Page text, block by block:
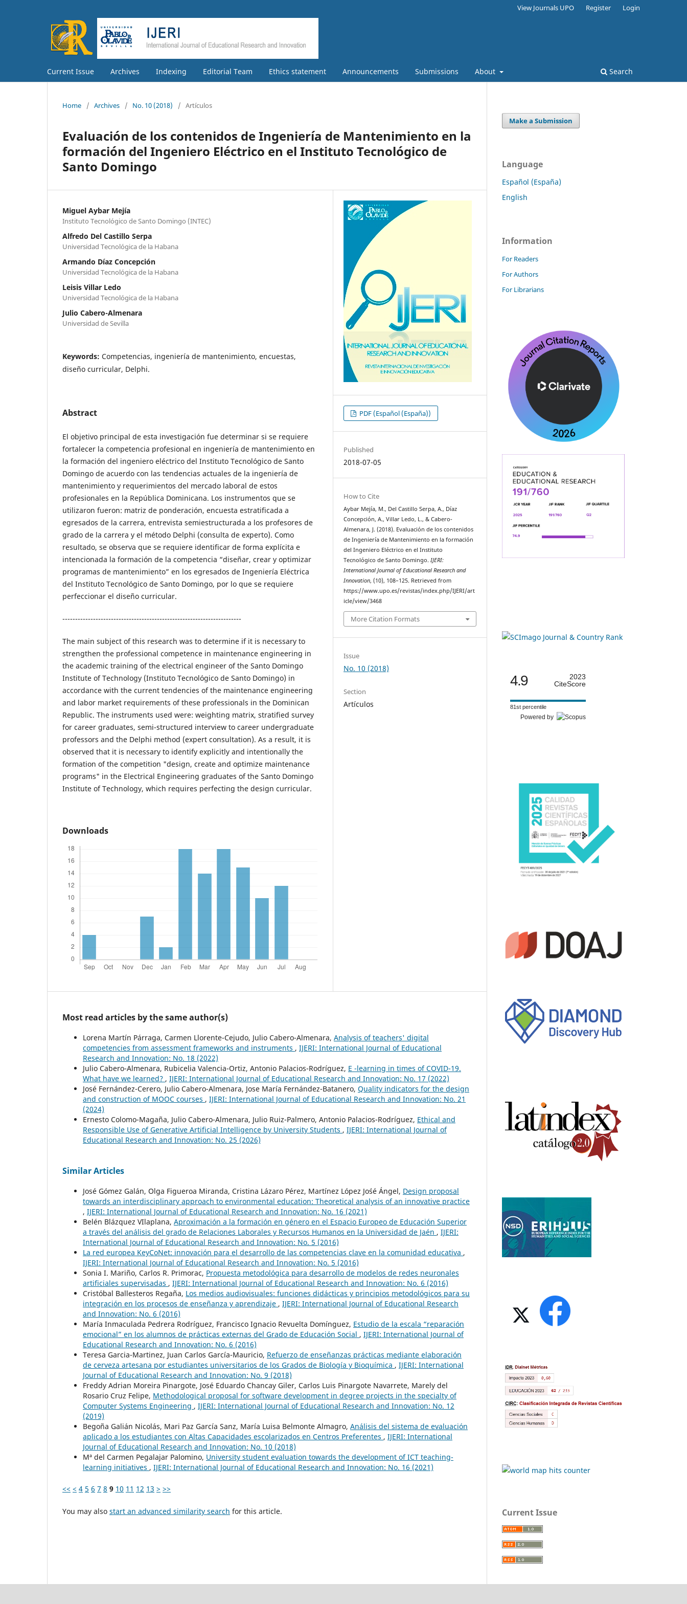
Current Issue Archives Indexing Editorial Team Ethics statement Announcements Submissions About Search
View Journals UPO Register Login
Home / Archives / No. 10 (2018) / Artículos
Evaluación de los contenidos de Ingeniería de Mantenimiento en la
formación del Ingeniero Eléctrico en el Instituto Tecnológico de
Santo Domingo
Miguel Aybar Mejía
Instituto Tecnológico de Santo Domingo (INTEC)
Alfredo Del Castillo Serpa
Universidad Tecnológica de la Habana
Armando Díaz Concepción
Universidad Tecnológica de la Habana
Leisis Villar Ledo
Universidad Tecnológica de la Habana
Julio Cabero-Almenara
Universidad de Sevilla
Keywords: Competencias, ingeniería de mantenimiento, encuestas,
diseño curricular, Delphi.
Abstract
El objetivo principal de esta investigación fue determinar si se requiere
fortalecer la competencia profesional en ingeniería de mantenimiento en
la formación del ingeniero eléctrico del Instituto Tecnológico de Santo
Domingo de acuerdo con las tendencias actuales de la ingeniería de
mantenimiento y requerimientos del mercado laboral de estos
profesionales en la República Dominicana. Los instrumentos que se
utilizaron fueron: matriz de ponderación, encuesta estratificada a
egresados de la carrera, entrevista semiestructurada a los profesores de
grado de la carrera y el método Delphi (consulta de experto). Como
resultado, se observa que se requiere identificar de forma explícita e
intencionada la formación de la competencia “diseñar, crear y optimizar
programas de mantenimiento” en los egresados de Ingeniería Eléctrica
del Instituto Tecnológico de Santo Domingo, por lo que se requiere
perfeccionar el diseño curricular.
----------------------------------------------------------------------
The main subject of this research was to determine if it is necessary to
strengthen the professional competence in maintenance engineering in
the academic training of the electrical engineer of the Santo Domingo
Institute of Technology (Instituto Tecnológico de Santo Domingo) in
accordance with the current tendencies of the maintenance engineering
and labor market requirements of these professionals in the Dominican
Republic. The instruments used were: weighting matrix, stratified survey
for career graduates, semi-structured interview to career undergraduate
professors and the Delphi method (expert consultation). As a result, it is
observed that it is necessary to identify explicitly and intentionally the
formation of the competition "design, create and optimize maintenance
programs" in the Electrical Engineering graduates of the Santo Domingo
Institute of Technology, which requires perfecting the design curricular.
Downloads
PDF (Español (España))
Published
2018-07-05
How to Cite
Aybar Mejía, M., Del Castillo Serpa, A., Díaz
Concepción, A., Villar Ledo, L., & Cabero-
Almenara, J. (2018). Evaluación de los contenidos
de Ingeniería de Mantenimiento en la formación
del Ingeniero Eléctrico en el Instituto
Tecnológico de Santo Domingo.IJERI:
International Journal of Educational Research and
Innovation, (10), 108–125. Retrieved from
https://www.upo.es/revistas/index.php/IJERI/art
icle/view/3468
More Citation Formats
Issue
No. 10 (2018)
Section
Artículos
Most read articles by the same author(s)
Lorena Martín Párraga, Carmen Llorente-Cejudo, Julio Cabero-Almenara, Analysis of teachers' digital
competencies from assessment frameworks and instruments , IJERI: International Journal of Educational
Research and Innovation: No. 18 (2022)
Julio Cabero-Almenara, Rubicelia Valencia-Ortiz, Antonio Palacios-Rodríguez, E -learning in times of COVID-19.
What have we learned? , IJERI: International Journal of Educational Research and Innovation: No. 17 (2022)
José Fernández-Cerero, Julio Cabero-Almenara, Jose María Fernández-Batanero, Quality indicators for the design
and construction of MOOC courses , IJERI: International Journal of Educational Research and Innovation: No. 21
(2024)
Ernesto Colomo-Magaña, Julio Cabero-Almenara, Julio Ruiz-Palmero, Antonio Palacios-Rodríguez, Ethical and
Responsible Use of Generative Artificial Intelligence by University Students , IJERI: International Journal of
Educational Research and Innovation: No. 25 (2026)
Similar Articles
José Gómez Galán, Olga Figueroa Miranda, Cristina Lázaro Pérez, Martínez López Jo´sé Ángel, Design proposal
towards an interdisciplinary approach to environmental education: Theoretical analysis of an innovative practice
, IJERI: International Journal of Educational Research and Innovation: No. 16 (2021)
Belén Blázquez VIlaplana, Aproximación a la formación en género en el Espacio Europeo de Educación Superior
a través del análisis del grado de Relaciones Laborales y Recursos Humanos en la Universidad de Jaén , IJERI:
International Journal of Educational Research and Innovation: No. 5 (2016)
La red europea KeyCoNet: innovación para el desarrollo de las competencias clave en la comunidad educativa ,
IJERI: International Journal of Educational Research and Innovation: No. 5 (2016)
Sonia I. Mariño, Carlos R. Primorac, Propuesta metodológica para desarrollo de modelos de redes neuronales
artificiales supervisadas , IJERI: International Journal of Educational Research and Innovation: No. 6 (2016)
Cristóbal Ballesteros Regaña, Los medios audiovisuales: funciones didácticas y principios metodológicos para su
integración en los procesos de enseñanza y aprendizaje , IJERI: International Journal of Educational Research
and Innovation: No. 6 (2016)
María Inmaculada Pedrera Rodríguez, Francisco Ignacio Revuelta Domínguez, Estudio de la escala “reparación
emocional” en los alumnos de prácticas externas del Grado de Educación Social , IJERI: International Journal of
Educational Research and Innovation: No. 6 (2016)
Teresa Garcia-Martinez, Juan Carlos García-Mauricio, Refuerzo de enseñanzas prácticas mediante elaboración
de cerveza artesana por estudiantes universitarios de los Grados de Biología y Bioquímica , IJERI: International
Journal of Educational Research and Innovation: No. 9 (2018)
Freddy Adrian Moreira Pinargote, José Eduardo Chancay Giler, Carlos Luis Pinargote Navarrete, Marely del
Rosario Cruz Felipe, Methodological proposal for software development in degree projects in the specialty of
Computer Systems Engineering , IJERI: International Journal of Educational Research and Innovation: No. 12
(2019)
Begoña Galián Nicolás, Mari Paz García Sanz, María Luisa Belmonte Almagro, Análisis del sistema de evaluación
aplicado a los estudiantes con Altas Capacidades escolarizados en Centros Preferentes , IJERI: International
Journal of Educational Research and Innovation: No. 10 (2018)
Mª del Carmen Pegalajar Palomino, University student evaluation towards the development of ICT teaching-
learning initiatives , IJERI: International Journal of Educational Research and Innovation: No. 16 (2021)
<< < 4 5 6 7 8 9 10 11 12 13 > >>
You may also start an advanced similarity search for this article.
Make a Submission
Language
Español (España)
English
Information
For Readers
For Authors
For Librarians
4.9
2023
CiteScore
81st percentile
Powered by
Current Issue